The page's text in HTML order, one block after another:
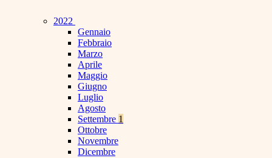
2022
Gennaio
Febbraio
Marzo
Aprile
Maggio
Giugno
Luglio
Agosto
Settembre 1
Ottobre
Novembre
Dicembre